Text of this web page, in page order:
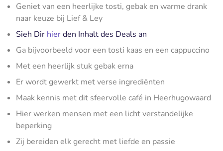
Geniet van een heerlijke tosti, gebak en warme drank
naar keuze bij Lief & Ley
Sieh Dir hierden Inhalt des Deals an
Ga bijvoorbeeld voor een tosti kaas en een cappuccino
Met een heerlijk stuk gebak erna
Er wordt gewerkt met verse ingrediënten
Maak kennis met dit sfeervolle café in Heerhugowaard
Hier werken mensen met een licht verstandelijke
beperking
Zij bereiden elk gerecht met liefde en passie